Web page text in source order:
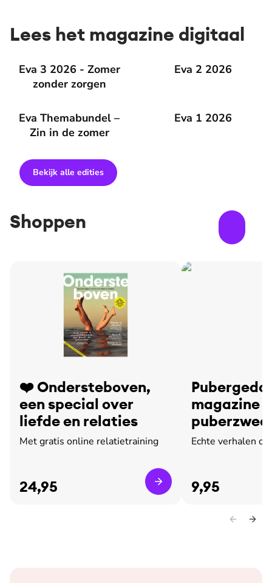
Lees het magazine digitaal
Eva 3 2026 - Zomer
zonder zorgen
Eva 3 2026 - Zomer zonder zorgen Eva 2 2026
Eva 2 2026
Eva Themabundel –
Zin in de zomer
Eva Themabundel – Zin in de zomer Eva 1 2026
Eva 1 2026
Bekijk alle edities
Shoppen
❤️ Ondersteboven,
een special over
liefde en relaties
Met gratis online relatietraining
24,95
magazine
leed
Echte verhalen
9,95